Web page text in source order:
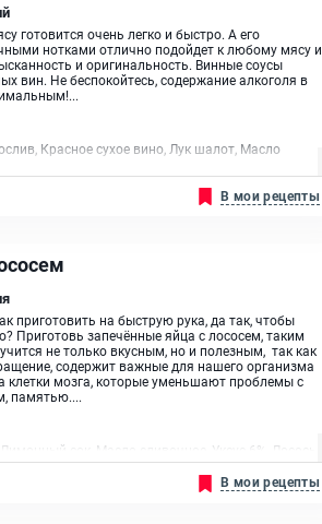
готовится очень легко и быстро. А его
нотками отлично подойдет к любому мясу и
и оригинальность. Винные соусы
вин. Не беспокойтесь, содержание алкоголя в
Красное сухое вино, Лук шалот, Масло
В мои рецепты
приготовить на быструю рука, да так, чтобы
Приготовь запечённые яйца с лососем, таким
не только вкусным, но и полезным, так как
содержит важные для нашего организма
клетки мозга, которые уменьшают проблемы с
памятью....
сок, Масло сливочное, Уксус 6%, Лосось,
В мои рецепты